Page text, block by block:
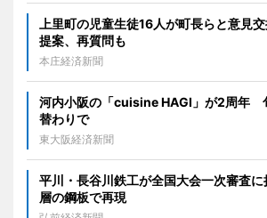
上里町の児童生徒16人が町長らと意見
提案、再質問も
本庄経済新聞
河内小阪の「cuisine HAGI」が2周年
替わりで
東大阪経済新聞
平川・長谷川鉄工が全国大会一次審査
層の鋼板で再現